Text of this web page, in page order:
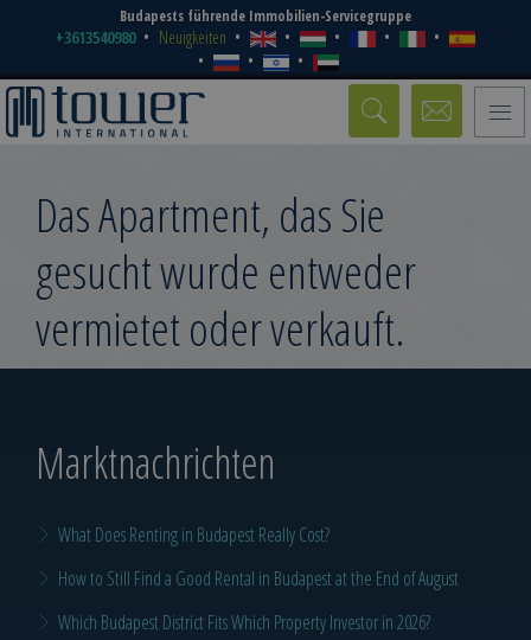
Budapests führende Immobilien-Servicegruppe
+3613540980 Neuigkeiten
Toggle
Das Apartment, das Sie
gesucht wurde entweder
vermietet oder verkauft.
Marktnachrichten
What Does Renting in Budapest Really Cost?
How to Still Find a Good Rental in Budapest at the End of August
Which Budapest District Fits Which Property Investor in 2026?